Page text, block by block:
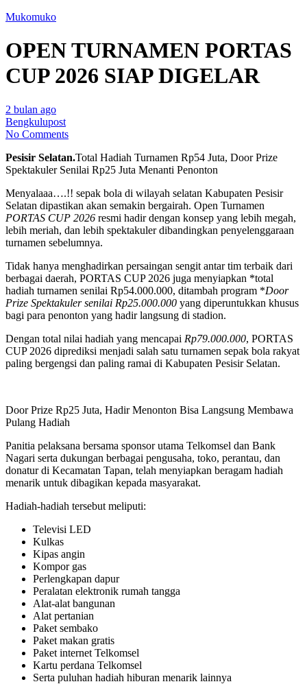
Mukomuko
OPEN TURNAMEN PORTAS
CUP 2026 SIAP DIGELAR
2 bulan ago
Bengkulupost
No Comments
Pesisir Selatan.Total Hadiah Turnamen Rp54 Juta, Door Prize
Spektakuler Senilai Rp25 Juta Menanti Penonton
Menyalaaa….!! sepak bola di wilayah selatan Kabupaten Pesisir
Selatan dipastikan akan semakin bergairah. Open Turnamen
PORTAS CUP 2026 resmi hadir dengan konsep yang lebih megah,
lebih meriah, dan lebih spektakuler dibandingkan penyelenggaraan
turnamen sebelumnya.
Tidak hanya menghadirkan persaingan sengit antar tim terbaik dari
berbagai daerah, PORTAS CUP 2026 juga menyiapkan *total
hadiah turnamen senilai Rp54.000.000, ditambah program *Door
Prize Spektakuler senilai Rp25.000.000 yang diperuntukkan khusus
bagi para penonton yang hadir langsung di stadion.
Dengan total nilai hadiah yang mencapai Rp79.000.000, PORTAS
CUP 2026 diprediksi menjadi salah satu turnamen sepak bola rakyat
paling bergengsi dan paling ramai di Kabupaten Pesisir Selatan.
Door Prize Rp25 Juta, Hadir Menonton Bisa Langsung Membawa
Pulang Hadiah
Panitia pelaksana bersama sponsor utama Telkomsel dan Bank
Nagari serta dukungan berbagai pengusaha, toko, perantau, dan
donatur di Kecamatan Tapan, telah menyiapkan beragam hadiah
menarik untuk dibagikan kepada masyarakat.
Hadiah-hadiah tersebut meliputi:
Televisi LED
Kulkas
Kipas angin
Kompor gas
Perlengkapan dapur
Peralatan elektronik rumah tangga
Alat-alat bangunan
Alat pertanian
Paket sembako
Paket makan gratis
Paket internet Telkomsel
Kartu perdana Telkomsel
Serta puluhan hadiah hiburan menarik lainnya